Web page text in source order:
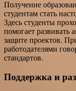
Получение
студентам стать
Здесь студенты
помогает развивать
защите проектов.
работодателями
стандартов.
Поддержка и